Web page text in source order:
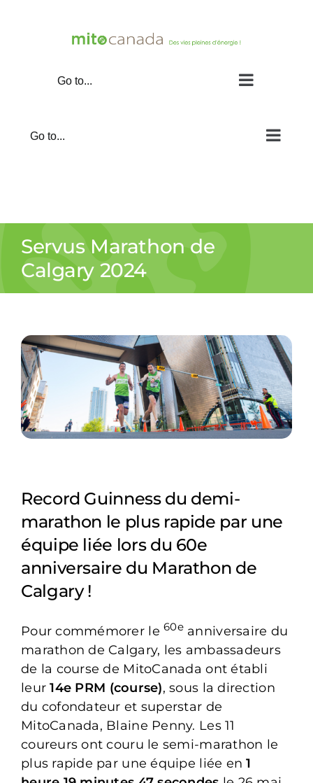
Go to...
Go to...
Servus Marathon de
Calgary 2024
Record Guinness du demi-
marathon le plus rapide par une
équipe liée lors du 60e
anniversaire du Marathon de
Calgary !
Pour commémorer le60eanniversaire du
marathon de Calgary, les ambassadeurs
de la course de MitoCanada ont établi
leur14e PRM (course), sous la direction
du cofondateur et superstar de
MitoCanada, Blaine Penny. Les 11
coureurs ont couru le semi-marathon le
plus rapide par une équipe liée en1